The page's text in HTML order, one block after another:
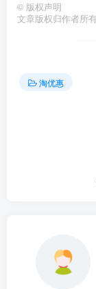
© 版权声明
文章版权归作者所
淘优惠